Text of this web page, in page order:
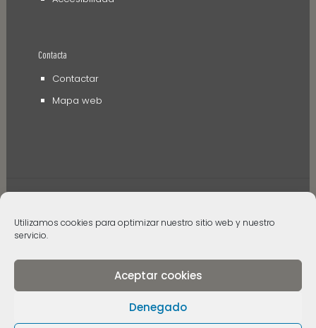
Utilizamos cookies para optimizar nuestro sitio web y nuestro
servicio.
Aceptar cookies
Denegado
Contacta
Contactar
Mapa web